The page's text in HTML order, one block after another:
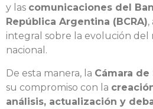
y las comunicaciones del
República Argentina (BCRA),
integral sobre la evolución del
nacional.
De esta manera, la Cámara
su compromiso con la
análisis, actualización y